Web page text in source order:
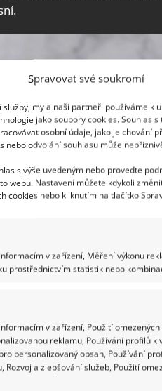
Spravovat své soukromí
my a naši partneři používáme k
jako soubory cookies. Souhlas
osobní údaje, jako je chování
nebo odvolání souhlasu může
s výše uvedeným nebo proveďte
webu. Nastavení můžete kdykoli
cookies nebo kliknutím na tlačítko
v zařízení, Měření výkonu
prostřednictvím statistik nebo
v zařízení, Použití
reklamu, Používání profilů k
personalizovaný obsah, Používání
Rozvoj a zlepšování služeb, Použití